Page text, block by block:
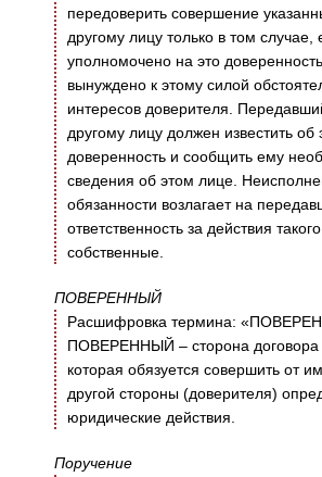
передоверить совершение
другому лицу только в том случае,
уполномочено на это
вынуждено к этому силой
интересов доверителя.
другому лицу должен известить
доверенность и сообщить ему
сведения об этом лице.
обязанности возлагает на
ответственность за действия
собственные.
ПОВЕРЕННЫЙ
Расшифровка термина:
ПОВЕРЕННЫЙ – сторона договора
которая обязуется совершить от
другой стороны (доверителя)
юридические действия.
Поручение